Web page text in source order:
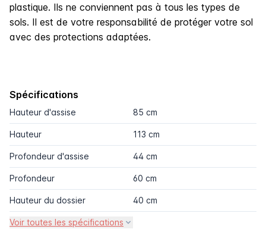
plastique. Ils ne conviennent pas à tous les types de
sols. Il est de votre responsabilité de protéger votre sol
avec des protections adaptées.
Spécifications
Hauteur d'assise 85 cm
Hauteur 113 cm
Profondeur d'assise 44 cm
Profondeur 60 cm
Hauteur du dossier 40 cm
Voir toutes les spécifications